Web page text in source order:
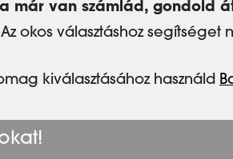
már van számlád, gondold
Az okos választáshoz segítséget
kiválasztásához használd